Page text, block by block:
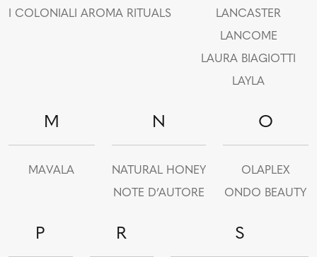
I COLONIALI AROMA RITUALS
LANCASTER
LANCOME
LAURA BIAGIOTTI
LAYLA
M
MAVALA
N
NATURAL HONEY
NOTE D’AUTORE
O
OLAPLEX
ONDO BEAUTY
P R S